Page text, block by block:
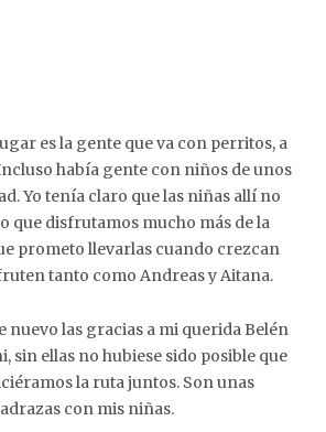
es la gente que va con perritos, a
había gente con niños de unos
Yo tenía claro que las niñas allí no
que disfrutamos mucho más de la
prometo llevarlas cuando crezcan
tanto como Andreas y Aitana.
nuevo las gracias a mi querida Belén
sin ellas no hubiese sido posible que
la ruta juntos. Son unas
con mis niñas.